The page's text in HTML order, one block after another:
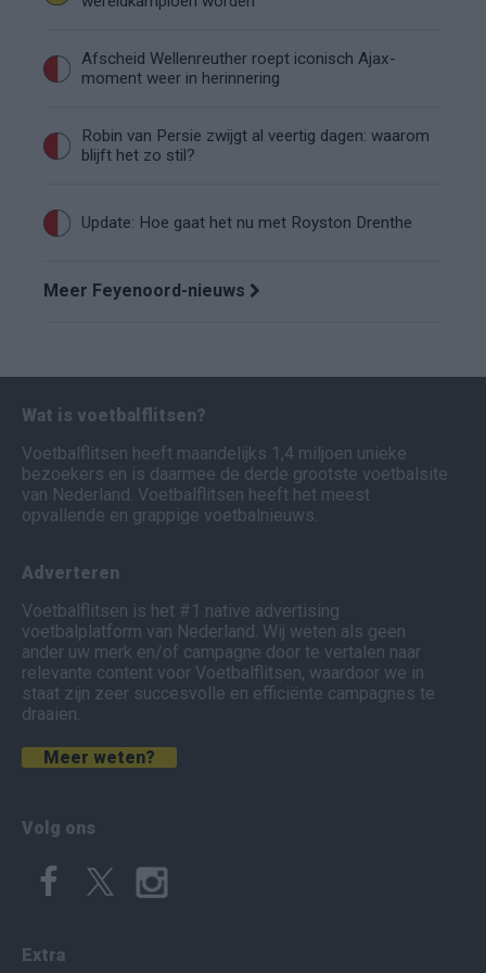
Afscheid Wellenreuther roept iconisch Ajax-
moment weer in herinnering
Robin van Persie zwijgt al veertig dagen: waarom
blijft het zo stil?
Update: Hoe gaat het nu met Royston Drenthe
Meer Feyenoord-nieuws
Wat is voetbalflitsen?
Voetbalflitsen heeft maandelijks 1,4 miljoen unieke
bezoekers en is daarmee de derde grootste voetbalsite
van Nederland. Voetbalflitsen heeft het meest
opvallende en grappige voetbalnieuws.
Adverteren
Voetbalflitsen is het #1 native advertising
voetbalplatform van Nederland. Wij weten als geen
ander uw merk en/of campagne door te vertalen naar
relevante content voor Voetbalflitsen, waardoor we in
staat zijn zeer succesvolle en efficiënte campagnes te
draaien.
Meer weten?
Volg ons
Extra